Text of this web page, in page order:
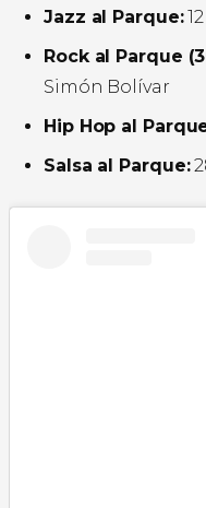
Jazz al Parque:
Rock al Parque
Simón Bolívar
Hip Hop al
Salsa al Parque: